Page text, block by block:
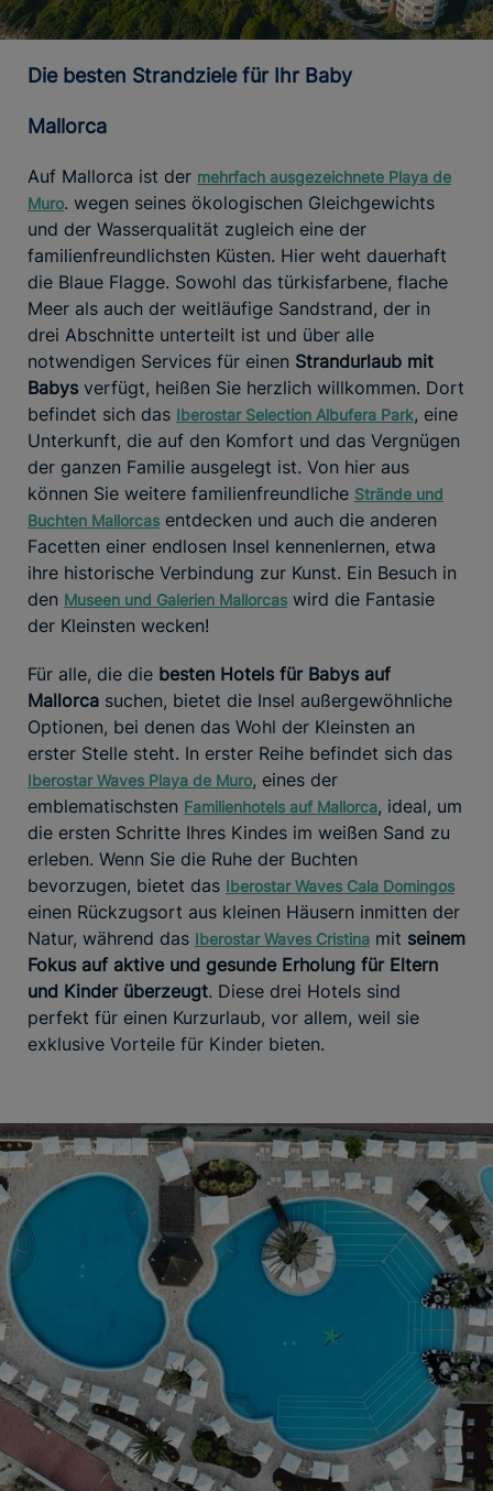
Die besten Strandziele für Ihr Baby
Mallorca
Auf Mallorca ist der mehrfach ausgezeichnete Playa de
Muro. wegen seines ökologischen Gleichgewichts
und der Wasserqualität zugleich eine der
familienfreundlichsten Küsten. Hier weht dauerhaft
die Blaue Flagge. Sowohl das türkisfarbene, flache
Meer als auch der weitläufige Sandstrand, der in
drei Abschnitte unterteilt ist und über alle
notwendigen Services für einen Strandurlaub mit
Babys verfügt, heißen Sie herzlich willkommen. Dort
befindet sich das Iberostar Selection Albufera Park, eine
Unterkunft, die auf den Komfort und das Vergnügen
der ganzen Familie ausgelegt ist. Von hier aus
können Sie weitere familienfreundliche Strände und
Buchten Mallorcas entdecken und auch die anderen
Facetten einer endlosen Insel kennenlernen, etwa
ihre historische Verbindung zur Kunst. Ein Besuch in
den Museen und Galerien Mallorcas wird die Fantasie
der Kleinsten wecken!
Für alle, die die besten Hotels für Babys auf
Mallorca suchen, bietet die Insel außergewöhnliche
Optionen, bei denen das Wohl der Kleinsten an
erster Stelle steht. In erster Reihe befindet sich das
Iberostar Waves Playa de Muro, eines der
emblematischsten Familienhotels auf Mallorca, ideal, um
die ersten Schritte Ihres Kindes im weißen Sand zu
erleben. Wenn Sie die Ruhe der Buchten
bevorzugen, bietet das Iberostar Waves Cala Domingos
einen Rückzugsort aus kleinen Häusern inmitten der
Natur, während das Iberostar Waves Cristina mit seinem
Fokus auf aktive und gesunde Erholung für Eltern
und Kinder überzeugt. Diese drei Hotels sind
perfekt für einen Kurzurlaub, vor allem, weil sie
exklusive Vorteile für Kinder bieten.